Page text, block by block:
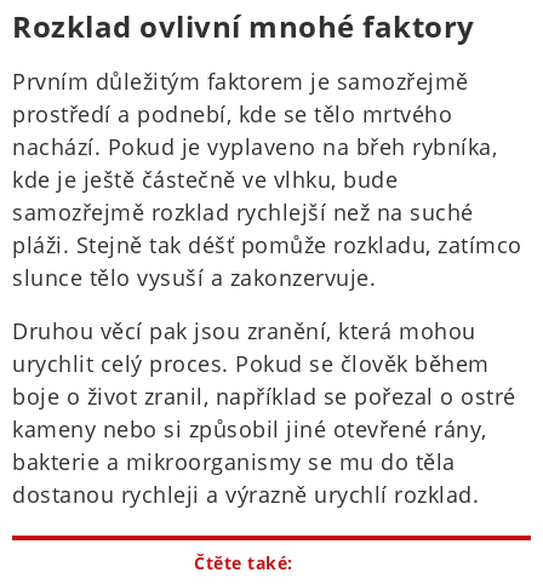
Rozklad ovlivní mnohé faktory
Prvním důležitým faktorem je samozřejmě
prostředí a podnebí, kde se tělo mrtvého
nachází. Pokud je vyplaveno na břeh rybníka,
kde je ještě částečně ve vlhku, bude
samozřejmě rozklad rychlejší než na suché
pláži. Stejně tak déšť pomůže rozkladu, zatímco
slunce tělo vysuší a zakonzervuje.
Druhou věcí pak jsou zranění, která mohou
urychlit celý proces. Pokud se člověk během
boje o život zranil, například se pořezal o ostré
kameny nebo si způsobil jiné otevřené rány,
bakterie a mikroorganismy se mu do těla
dostanou rychleji a výrazně urychlí rozklad.
Čtěte také: